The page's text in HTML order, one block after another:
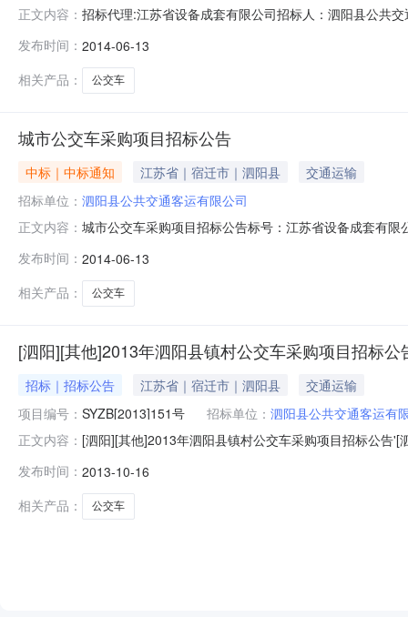
正文内容： 招标代理:江苏省设备成套有限公司招标人：泗阳县公共
天然气空调城市公交车12辆；8米级LNG天然气空调城
人应具备下列资
发布时间： 2014-06-13
相关产品：
公交车
城市公交车采购项目招标公告
中标｜中标通知 江苏省｜宿迁市｜泗阳县
交通运输
招标单位： 泗阳县公共交通客运有限公司
正文内容： 城市公交车采购项目招标公告标号：江苏省设备成套有
LNG天然气空调城市公交车27辆；7米级LNG天然气空
人民共和国政府
发布时间： 2014-06-13
相关产品：
公交车
[泗阳][其他]2013年泗阳县镇村公交车采购项目招标
招标｜招标公告 江苏省｜宿迁市｜泗阳县
交通运输
项目编号： SYZB[2013]151号 招标单位： 泗阳县公共交通客运有
正文内容： [泗阳][其他]2013年泗阳县镇村公交车采购项目招标公告
公交车采购项目中标公告标书编号：SYZB[2013]151号
发布时间： 2013-10-16
相关产品：
公交车